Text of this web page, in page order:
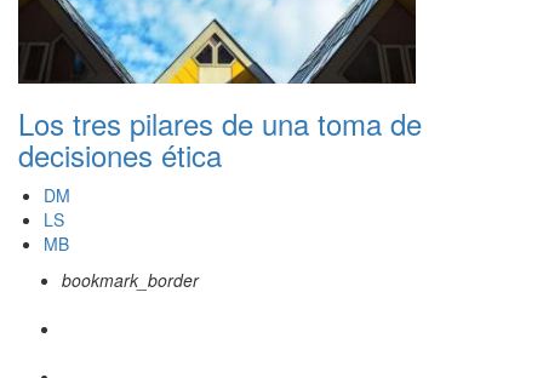
Los tres pilares de una toma de
decisiones ética
DM
LS
MB
bookmark_border